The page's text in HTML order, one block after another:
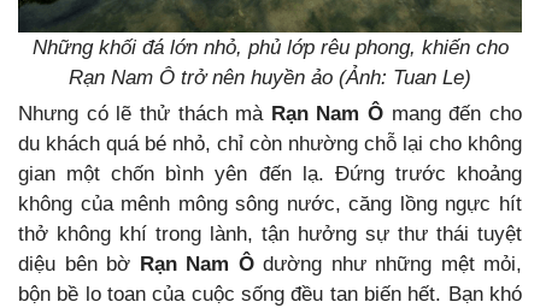
Những khối đá lớn nhỏ, phủ lớp rêu phong, khiến cho
Rạn Nam Ô trở nên huyền ảo (Ảnh: Tuan Le)
Nhưng có lẽ thử thách mà Rạn Nam Ô mang đến cho
du khách quá bé nhỏ, chỉ còn nhường chỗ lại cho không
gian một chốn bình yên đến lạ. Đứng trước khoảng
không của mênh mông sông nước, căng lồng ngực hít
thở không khí trong lành, tận hưởng sự thư thái tuyệt
diệu bên bờ Rạn Nam Ôdường như những mệt mỏi,
bộn bề lo toan của cuộc sống đều tan biến hết. Bạn khó